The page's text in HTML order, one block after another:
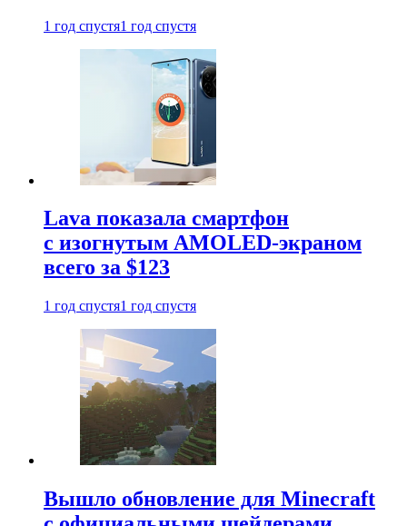
1 год спустя1 год спустя
Lava показала смартфон
с изогнутым AMOLED-экраном
всего за $123
1 год спустя1 год спустя
Вышло обновление для Minecraft